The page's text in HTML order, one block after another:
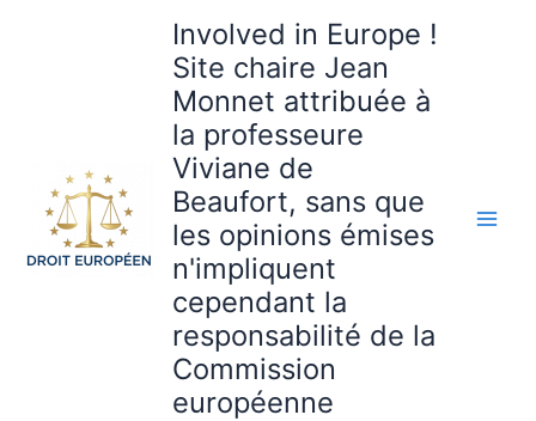
Involved in Europe !
Site chaire Jean
Monnet attribuée à
la professeure
Viviane de
Beaufort, sans que
les opinions émises
n'impliquent
cependant la
responsabilité de la
Commission
européenne